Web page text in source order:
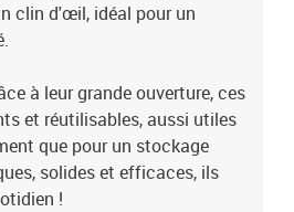
clin d'œil, idéal pour un
à leur grande ouverture, ces
et réutilisables, aussi utiles
que pour un stockage
solides et efficaces, ils
!